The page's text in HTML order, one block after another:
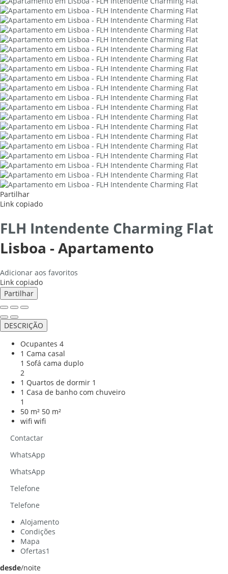
Partilhar
Link copiado
FLH Intendente Charming Flat
Lisboa -Apartamento
Adicionar aos favoritos
Link copiado
Partilhar
DESCRIÇÃO
Ocupantes 4
1 Cama casal
1 Sofá cama duplo
2
1 Quartos de dormir 1
1 Casa de banho com chuveiro
1
50 m² 50 m²
wifi wifi
Contactar
WhatsApp
WhatsApp
Telefone
Telefone
Alojamento
Condições
Mapa
Ofertas1
desde/noite